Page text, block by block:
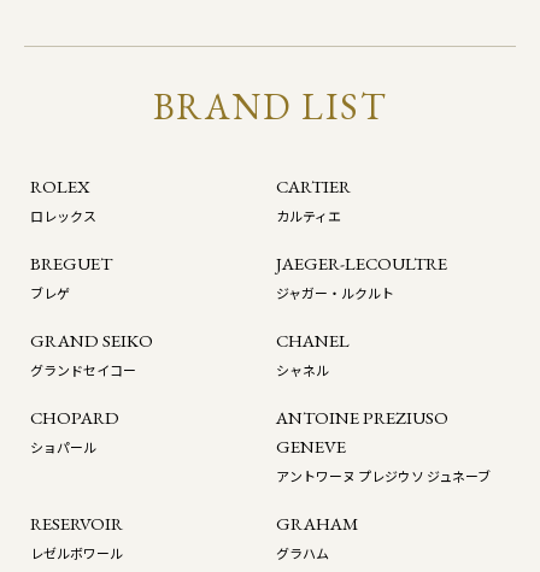
BRAND LIST
ROLEX
ロレックス
CARTIER
カルティエ
BREGUET
ブレゲ
JAEGER-LECOULTRE
ジャガー・ルクルト
GRAND SEIKO
グランドセイコー
CHANEL
シャネル
CHOPARD
ショパール
ANTOINE PREZIUSO
GENEVE
アントワーヌ プレジウソ ジュネーブ
RESERVOIR
レゼルボワール
GRAHAM
グラハム